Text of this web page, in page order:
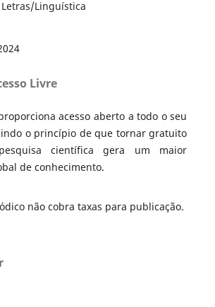
Letras/Linguística
Livre
acesso aberto a todo o seu
o princípio de que tornar gratuito
científica gera um maior
de conhecimento.
não cobra taxas para publicação.